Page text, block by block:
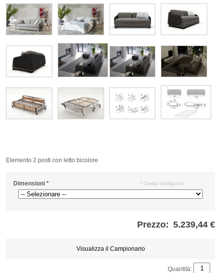
Elemento 2 posti con letto bicolore
Dimensioni * * Campi obbligatori
Prezzo: 5.239,44 €
Visualizza il Campionario
Quantità: